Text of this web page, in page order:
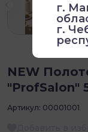
NEW
"ProfSalon"
Артикул: 00001001
г.
г.